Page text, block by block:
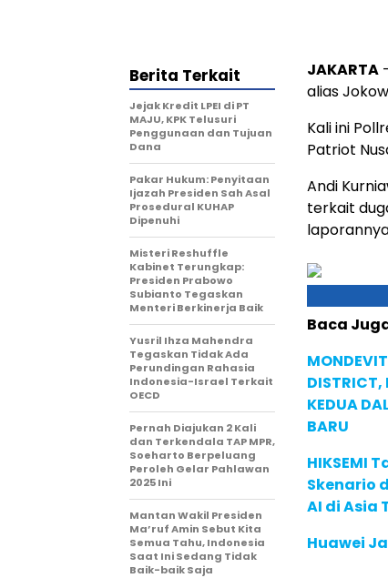
JAKARTA
alias
Kali ini
Patriot
Andi
terkait
Baca
DISTRICT,
KEDUA
BARU
HIKSEMI
Skenario
AI di Asia
Huawei
Berita Terkait
Jejak Kredit LPEI di PT
MAJU, KPK Telusuri
Penggunaan dan Tujuan
Dana
Pakar Hukum: Penyitaan
Ijazah Presiden Sah Asal
Prosedural KUHAP
Dipenuhi
Misteri Reshuffle
Kabinet Terungkap:
Presiden Prabowo
Subianto Tegaskan
Menteri Berkinerja Baik
Yusril Ihza Mahendra
Tegaskan Tidak Ada
Perundingan Rahasia
Indonesia-Israel Terkait
OECD
Pernah Diajukan 2 Kali
dan Terkendala TAP MPR,
Soeharto Berpeluang
Peroleh Gelar Pahlawan
2025 Ini
Mantan Wakil Presiden
Ma’ruf Amin Sebut Kita
Semua Tahu, Indonesia
Saat Ini Sedang Tidak
Baik-baik Saja